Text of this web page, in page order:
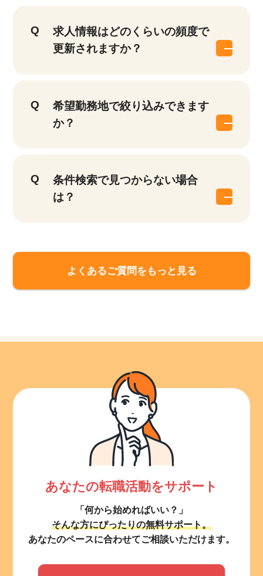
求人情報はどのくらいの頻度で
更新されますか？
希望勤務地で絞り込みできます
か？
条件検索で見つからない場合
は？
よくあるご質問をもっと見る
あなたの転職活動をサポート
「何から始めればいい？」
そんな方にぴったりの無料サポート。
あなたのペースに合わせてご相談いただけます。
該当件数
件
他の条件を選択